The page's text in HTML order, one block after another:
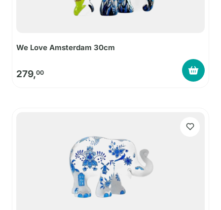
We Love Amsterdam 30cm
279,00